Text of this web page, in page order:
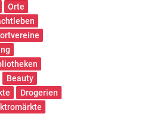
Orte
Beauty
Drogerien